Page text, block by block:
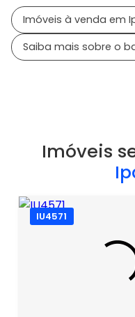
Imóveis à venda em
Saiba mais sobre o
Imóveis
IU4571